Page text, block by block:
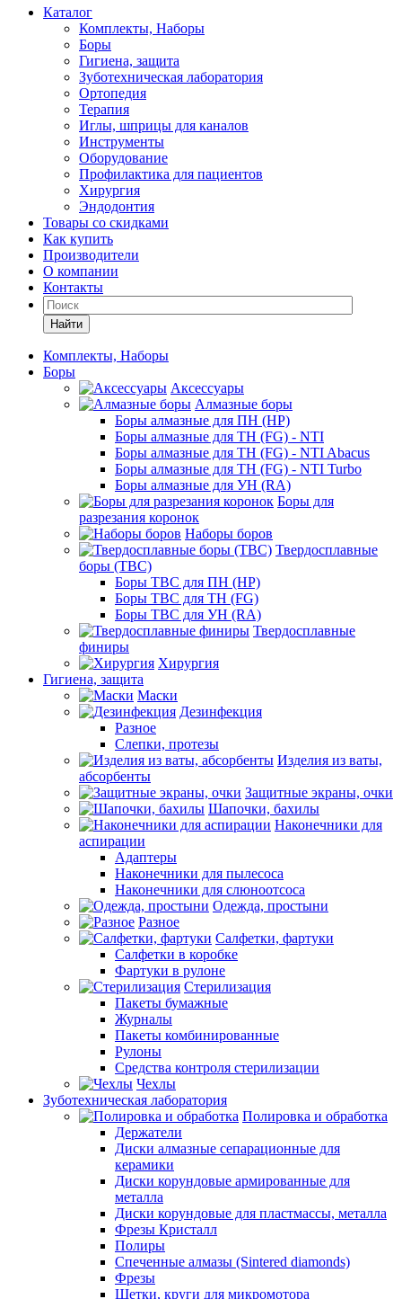
Каталог
Комплекты, Наборы
Боры
Гигиена, защита
Зуботехническая лаборатория
Ортопедия
Терапия
Иглы, шприцы для каналов
Инструменты
Оборудование
Профилактика для пациентов
Хирургия
Эндодонтия
Товары со скидками
Как купить
Производители
О компании
Контакты
Найти
Комплекты, Наборы
Боры
Аксессуары
Алмазные боры
Боры алмазные для ПН (HP)
Боры алмазные для ТН (FG) - NTI
Боры алмазные для ТН (FG) - NTI Abacus
Боры алмазные для ТН (FG) - NTI Turbo
Боры алмазные для УН (RA)
Боры для
разрезания коронок
Наборы боров
Твердосплавные
боры (ТВС)
Боры ТВС для ПН (HP)
Боры ТВС для ТН (FG)
Боры ТВС для УН (RA)
Твердосплавные
финиры
Хирургия
Гигиена, защита
Маски
Дезинфекция
Разное
Слепки, протезы
Изделия из ваты,
абсорбенты
Защитные экраны, очки
Шапочки, бахилы
Наконечники для
аспирации
Адаптеры
Наконечники для пылесоса
Наконечники для слюноотсоса
Одежда, простыни
Разное
Салфетки, фартуки
Салфетки в коробке
Фартуки в рулоне
Стерилизация
Пакеты бумажные
Журналы
Пакеты комбинированные
Рулоны
Средства контроля стерилизации
Чехлы
Зуботехническая лаборатория
Полировка и обработка
Держатели
Диски алмазные сепарационные для
керамики
Диски корундовые армированные для
металла
Диски корундовые для пластмассы, металла
Фрезы Кристалл
Полиры
Спеченные алмазы (Sintered diamonds)
Фрезы
Щетки, круги для микромотора